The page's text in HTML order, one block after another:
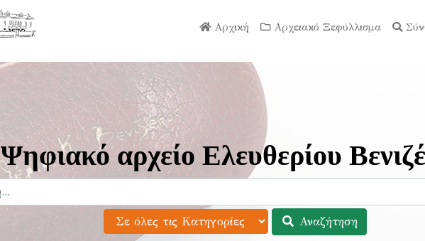
Αρχική Αρχειακό Ξεφύλλισμα
Ψηφιακό αρχείο Ελευθερίου
Αναζήτηση